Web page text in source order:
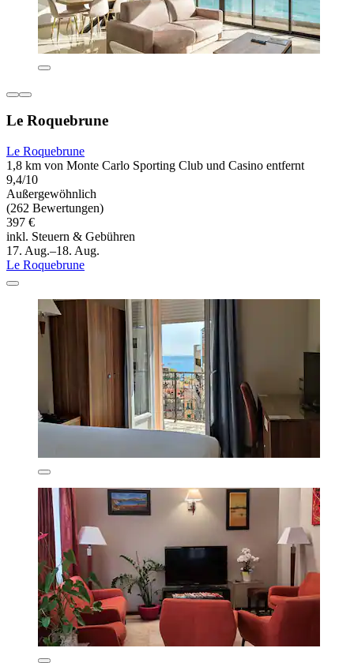
Le Roquebrune
Le Roquebrune
1,8 km von Monte Carlo Sporting Club und Casino entfernt
9,4/10
Außergewöhnlich
(262 Bewertungen)
397 €
inkl. Steuern & Gebühren
17. Aug.–18. Aug.
Le Roquebrune